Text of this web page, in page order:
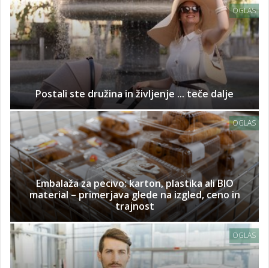
OGLAS
Postali ste družina in življenje ... teče dalje
OGLAS
Embalaža za pecivo: karton, plastika ali BIO
material – primerjava glede na izgled, ceno in
trajnost
OGLAS